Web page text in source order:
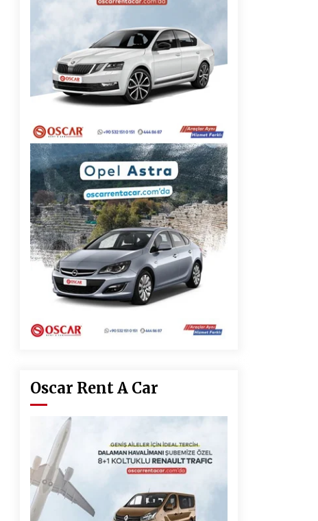
2 ay ago
Başkan Aras “Bizler Günü Kurtaran
Değil, Yarını Kuran İşler İçin
Çalışacağız”
9 ay ago
Muğla’da Çoğunluk CHP’de
Oscar Rent A Car